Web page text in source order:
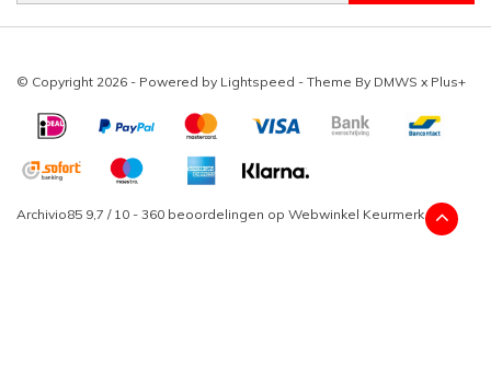
© Copyright 2026 - Powered by Lightspeed - Theme By DMWS x Plus+
Archivio85 9,7 / 10 - 360 beoordelingen op Webwinkel Keurmerk